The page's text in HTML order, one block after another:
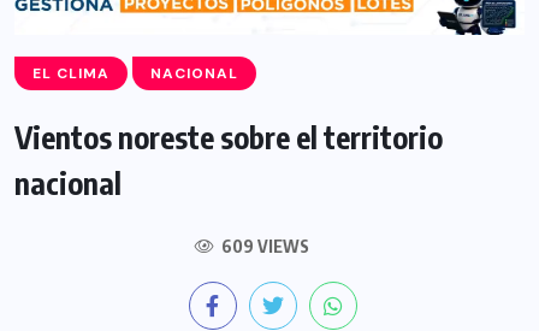
EL CLIMA NACIONAL
Vientos noreste sobre el territorio
nacional
609 VIEWS